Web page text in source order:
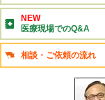
NEW
医療現場でのQ&A
相談・ご依頼の流れ